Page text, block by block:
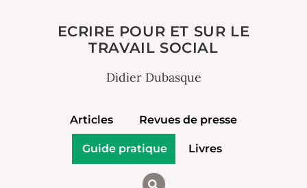
ECRIRE POUR ET SUR LE
TRAVAIL SOCIAL
Didier Dubasque
Articles Revues de presse
Guide pratique Livres